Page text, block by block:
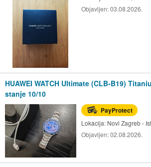
Objavljen:03.08.2026.
HUAWEI WATCH Ultimate (CLB-B19)
stanje 10/10
PayProtect
Lokacija: Novi Zagreb -
Objavljen:02.08.2026.